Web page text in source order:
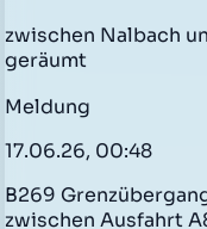
zwischen Nalbach
geräumt
Meldung
17.06.26, 00:48
B269
zwischen Ausfahrt